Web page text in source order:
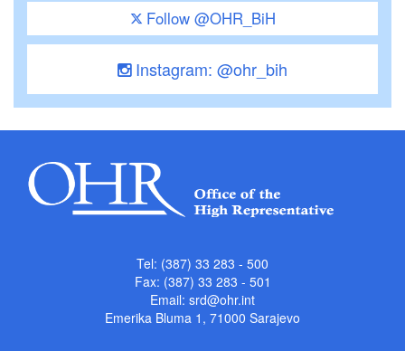
Follow @OHR_BiH
Instagram: @ohr_bih
Tel: (387) 33 283 - 500
Fax: (387) 33 283 - 501
Email: srd@ohr.int
Emerika Bluma 1, 71000 Sarajevo